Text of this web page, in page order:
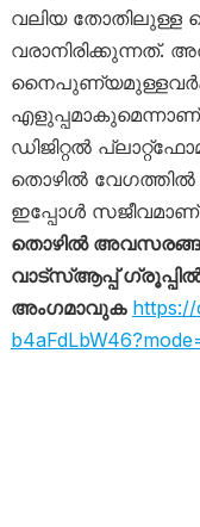
വലിയ
വരാനിരിക്കുന്നത്.
ഡിജിറ്റൽ
തൊഴിൽ
ഇപ്പോൾ
തൊഴിൽ
വാട്സ്ആപ്പ്
അംഗമാവുക